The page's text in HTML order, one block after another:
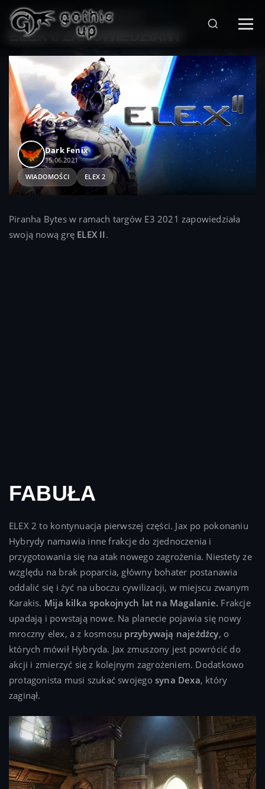
STRONA GŁÓWNA > WIADOMOŚCI
ELEX II ZAPOWIEDZIANY
Dark Fenix
15.06.2021
WIADOMOŚCI ELEX 2
Piranha Bytes w ramach targów E3 2021 zapowiedziała
swoją nową grę ELEX II.
FABUŁA
ELEX 2 to kontynuacja pierwszej części. Jax po pokonaniu
Hybrydy namawia inne frakcje do zjednoczenia i
przygotowania się na atak nowego zagrożenia. Niestety ze
względu na brak poparcia, główny bohater postanawia
oddalić się i żyć na uboczu cywilizacji, w miejscu zwanym
Karakis. Mija kilka spokojnych lat na Magalanie. Frakcje
upadają i powstają nowe. Na planecie pojawia się nowy
mroczny elex, a z kosmosu przybywają najeźdźcy, o
których mówił Hybryda. Jax zmuszony jest powrócić do
akcji i zmierzyć się z kolejnym zagrożeniem. Dodatkowo
protagonista musi szukać swojego syna Dexa, który
zaginął.